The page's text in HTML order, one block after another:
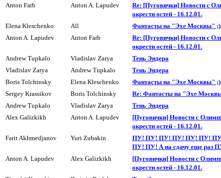
Anton Farb
Anton A. Lapudev
Re: [Пуговички] Новости с
окрестн остей - 16.12.01.
Elena Kleschenko
All
Фантасты на "Эхе Москвы" ;)
Anton A. Lapudev
Anton Farb
Re: [Пуговички] Новости с
окрестн остей - 16.12.01.
Andrew Tupkalo
Vladislav Zarya
Тень Эндера
Vladislav Zarya
Andrew Tupkalo
Тень Эндера
Boris Tolchinsky
Elena Kleschenko
Фантасты на "Эхе Москвы" ;)
Sergey Krassikov
Boris Tolchinsky
Re: Фантасты на "Эхе
Andrew Tupkalo
Vladislav Zarya
Тень Эндера
Alex Galizkikh
Anton A. Lapudev
[Пуговички] Новости с
окрестн остей - 16.12.01.
Farit Akhmedjanov
Yuri Zubakin
ПУ! ПУ! ПУ! ПУ! ПУ! ПУ!
ПУ! ПУ! А на сдачy еще раз
Anton A. Lapudev
Alex Galizkikh
[Пуговички] Новости с
окрестн остей - 16.12.01.